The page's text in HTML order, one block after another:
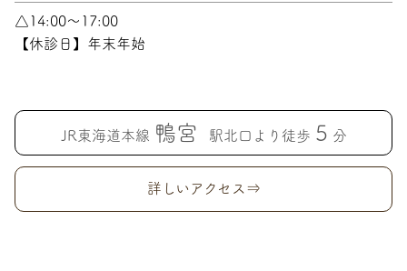
△14:00～17:00
【休診日】年末年始
JR東海道本線 鴨宮 駅北口より徒歩 5 分
詳しいアクセス⇒